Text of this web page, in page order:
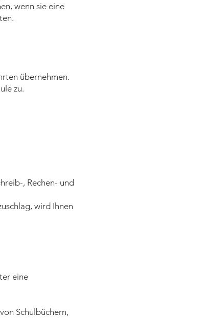
wenn sie eine
übernehmen.
zu.
, Rechen- und
wird Ihnen
eine
Schulbüchern,